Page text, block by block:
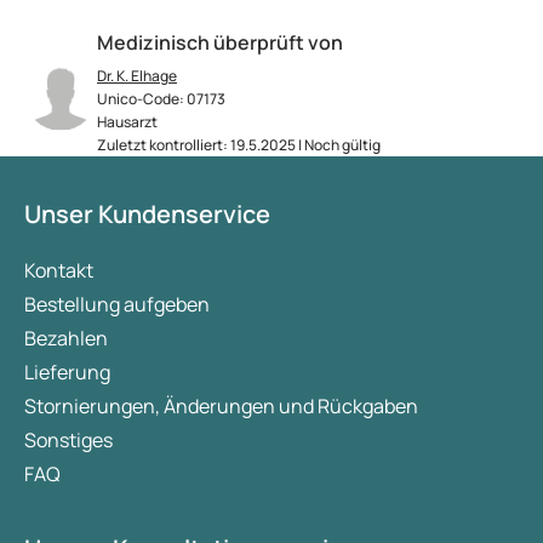
Medizinisch überprüft von
Dr. K. Elhage
Unico-Code: 07173
Hausarzt
Zuletzt kontrolliert: 19.5.2025 | Noch gültig
Unser Kundenservice
Kontakt
Bestellung aufgeben
Bezahlen
Lieferung
Stornierungen, Änderungen und Rückgaben
Sonstiges
FAQ